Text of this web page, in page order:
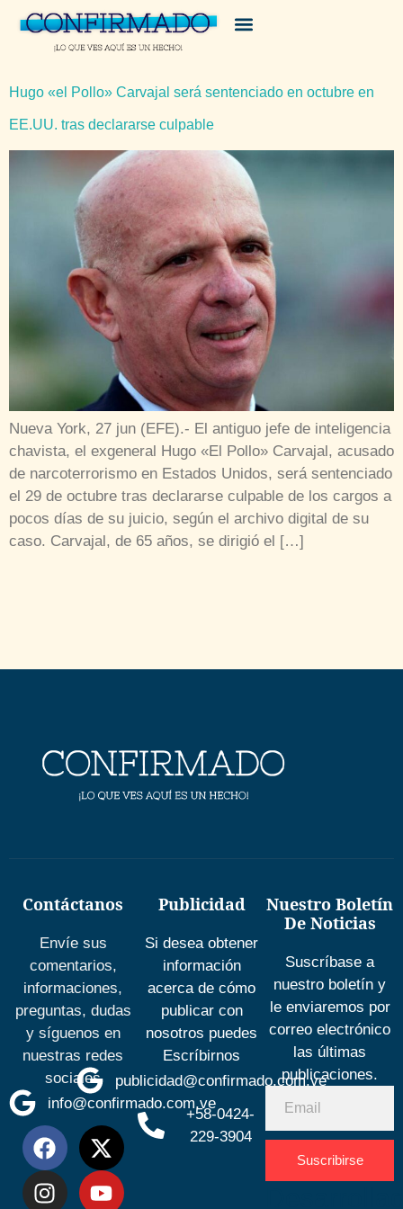
Hugo «el Pollo» Carvajal será sentenciado en octubre en
EE.UU. tras declararse culpable
Nueva York, 27 jun (EFE).- El antiguo jefe de inteligencia
chavista, el exgeneral Hugo «El Pollo» Carvajal, acusado
de narcoterrorismo en Estados Unidos, será sentenciado
el 29 de octubre tras declararse culpable de los cargos a
pocos días de su juicio, según el archivo digital de su
caso. Carvajal, de 65 años, se dirigió el […]
Contáctanos
Envíe sus
comentarios,
informaciones,
preguntas, dudas
y síguenos en
nuestras redes
sociales
info@confirmado.com.ve
Publicidad
Si desea obtener
información
acerca de cómo
publicar con
nosotros puedes
Escríbirnos
publicidad@confirmado.com.ve
+58-0424-
229-3904
Nuestro Boletín
De Noticias
Suscríbase a
nuestro boletín y
le enviaremos por
correo electrónico
las últimas
publicaciones.
Suscribirse